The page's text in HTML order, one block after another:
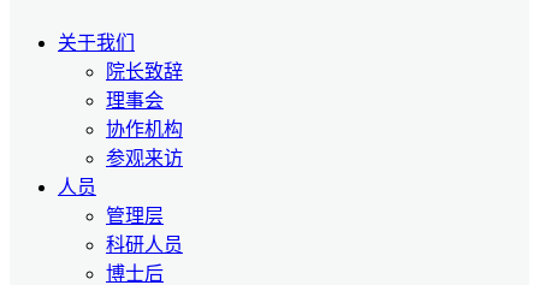
关于我们
院长致辞
理事会
协作机构
参观来访
人员
管理层
科研人员
博士后